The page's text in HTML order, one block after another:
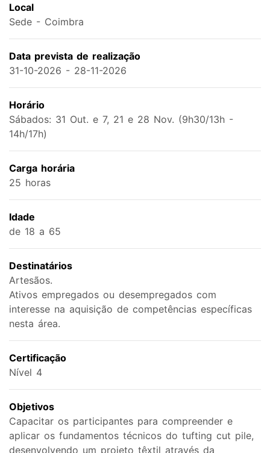
Local
Sede - Coimbra
Data prevista de realização
31-10-2026 - 28-11-2026
Horário
Sábados: 31 Out. e 7, 21 e 28 Nov. (9h30/13h -
14h/17h)
Carga horária
25 horas
Idade
de 18 a 65
Destinatários
Artesãos.
Ativos empregados ou desempregados com
interesse na aquisição de competências específicas
nesta área.
Certificação
Nível 4
Objetivos
Capacitar os participantes para compreender e
aplicar os fundamentos técnicos do tufting cut pile,
desenvolvendo um projeto têxtil através da